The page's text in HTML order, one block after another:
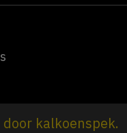
kalkoenspek.